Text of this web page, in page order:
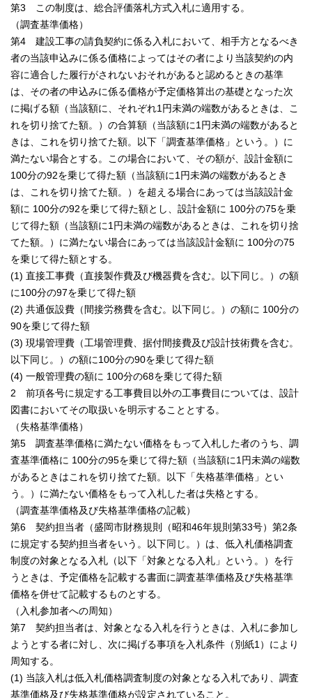
第3 この制度は、総合評価落札方式入札に適用する。
（調査基準価格）
第4 建設工事の請負契約に係る入札において、相手方となるべき
者の当該申込みに係る価格によってはその者により当該契約の内
容に適合した履行がされないおそれがあると認めるときの基準
は、その者の申込みに係る価格が予定価格算出の基礎となった次
に掲げる額（当該額に、それぞれ1円未満の端数があるときは、こ
れを切り捨てた額。）の合算額（当該額に1円未満の端数があると
きは、これを切り捨てた額。以下「調査基準価格」という。）に
満たない場合とする。この場合において、その額が、設計金額に
100分の92を乗じて得た額（当該額に1円未満の端数があるとき
は、これを切り捨てた額。）を超える場合にあっては当該設計金
額に 100分の92を乗じて得た額とし、設計金額に 100分の75を乗
じて得た額（当該額に1円未満の端数があるときは、これを切り捨
てた額。）に満たない場合にあっては当該設計金額に 100分の75
を乗じて得た額とする。
(1) 直接工事費（直接製作費及び機器費を含む。以下同じ。）の額
に100分の97を乗じて得た額
(2) 共通仮設費（間接労務費を含む。以下同じ。）の額に 100分の
90を乗じて得た額
(3) 現場管理費（工場管理費、据付間接費及び設計技術費を含む。
以下同じ。）の額に100分の90を乗じて得た額
(4) 一般管理費の額に 100分の68を乗じて得た額
2 前項各号に規定する工事費目以外の工事費目については、設計
図書においてその取扱いを明示することとする。
（失格基準価格）
第5 調査基準価格に満たない価格をもって入札した者のうち、調
査基準価格に 100分の95を乗じて得た額（当該額に1円未満の端数
があるときはこれを切り捨てた額。以下「失格基準価格」とい
う。）に満たない価格をもって入札した者は失格とする。
（調査基準価格及び失格基準価格の記載）
第6 契約担当者（盛岡市財務規則（昭和46年規則第33号）第2条
に規定する契約担当者をいう。以下同じ。）は、低入札価格調査
制度の対象となる入札（以下「対象となる入札」という。）を行
うときは、予定価格を記載する書面に調査基準価格及び失格基準
価格を併せて記載するものとする。
（入札参加者への周知）
第7 契約担当者は、対象となる入札を行うときは、入札に参加し
ようとする者に対し、次に掲げる事項を入札条件（別紙1）により
周知する。
(1) 当該入札は低入札価格調査制度の対象となる入札であり、調査
基準価格及び失格基準価格が設定されていること。